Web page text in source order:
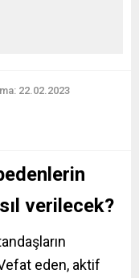
22.02.2023
verilecek?
eden, aktif